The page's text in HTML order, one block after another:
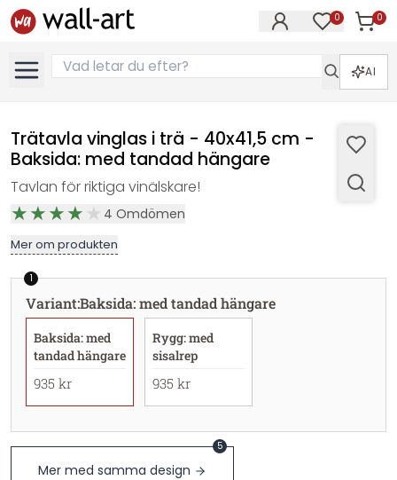
0 0
AI
Trätavla vinglas i trä - 40x41,5 cm -
Baksida: med tandad hängare
Tavlan för riktiga vinälskare!
4 Omdömen
Mer om produkten
1
Variant:Baksida: med tandad hängare
Baksida: med
tandad hängare
935 kr
Rygg: med
sisalrep
935 kr
Mer med samma design
5